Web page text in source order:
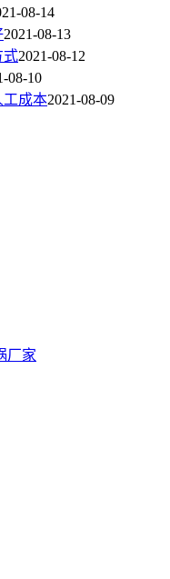
08-14
2021-08-13
式2021-08-12
08-10
工成本2021-08-09